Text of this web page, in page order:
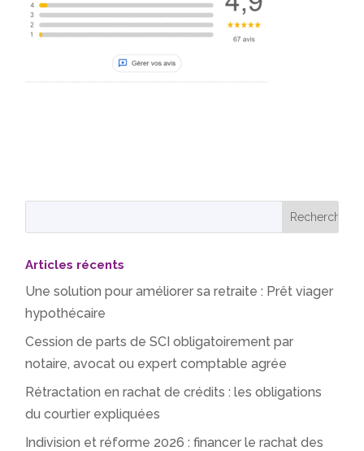
Articles récents
Une solution pour améliorer sa retraite : Prêt viager
hypothécaire
Cession de parts de SCI obligatoirement par
notaire, avocat ou expert comptable agrée
Rétractation en rachat de crédits : les obligations
du courtier expliquées
Indivision et réforme 2026 : financer le rachat des